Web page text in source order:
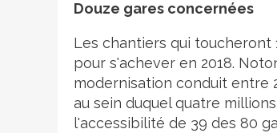
Douze gares concernées
Les chantiers qui
pour s'achever en 2018.
modernisation conduit entre
au sein duquel quatre
l'accessibilité de 39 des 80